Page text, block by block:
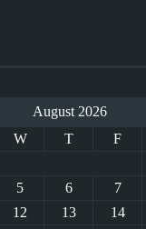
August 2026
W T F
5 6 7
12 13 14